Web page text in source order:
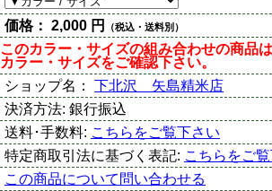
価格： 2,000 円 （税込・送料別）
このカラー・サイズの組み合わせの商品
カラー・サイズをご確認下さい。
ショップ名： 下北沢 矢島精米店
決済方法: 銀行振込
送料･手数料: こちらをご覧下さい
特定商取引法に基づく表記: こちらをご
この商品について問い合わせる